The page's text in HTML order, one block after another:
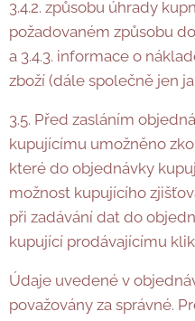
3.4.2. způsobu úhrady
požadovaném způsobu
a 3.4.3. informace o
zboží (dále společně jen
3.5. Před zasláním
kupujícímu umožněno
které do objednávky
možnost kupujícího
při zadávání dat do
kupující prodávajícímu
Údaje uvedené v
považovány za správné.